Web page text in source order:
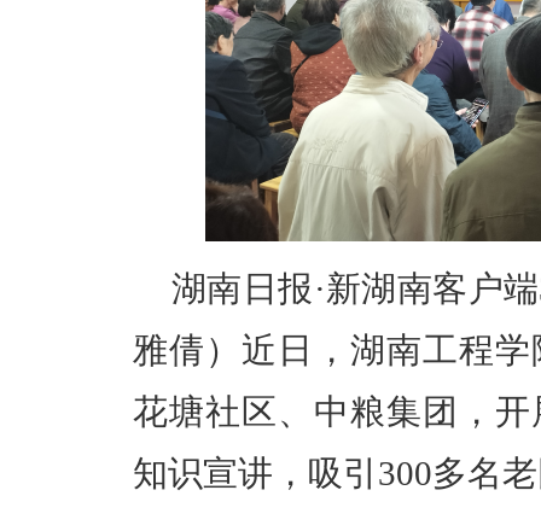
湖南日报·新湖南客户
雅倩）近日，湖南工程
花塘社区、中粮集团，
知识宣讲，吸引300多名